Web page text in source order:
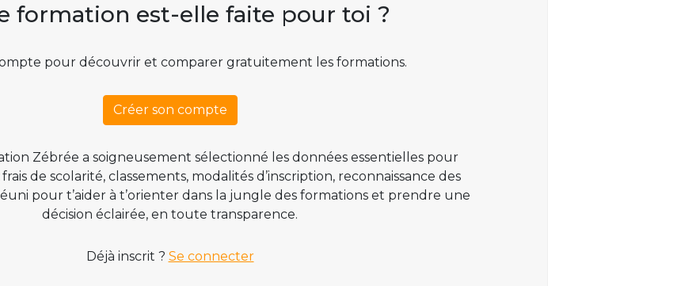
formation est-elle faite pour toi ?
pour découvrir et comparer gratuitement les formations.
Créer son compte
Zébrée a soigneusement sélectionné les données essentielles pour
de scolarité, classements, modalités d’inscription, reconnaissance des
pour t’aider à t’orienter dans la jungle des formations et prendre une
décision éclairée, en toute transparence.
Déjà inscrit ? Se connecter